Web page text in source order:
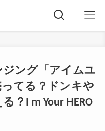
ジング「アイムユ
てる？ドンキや
？I m Your HERO